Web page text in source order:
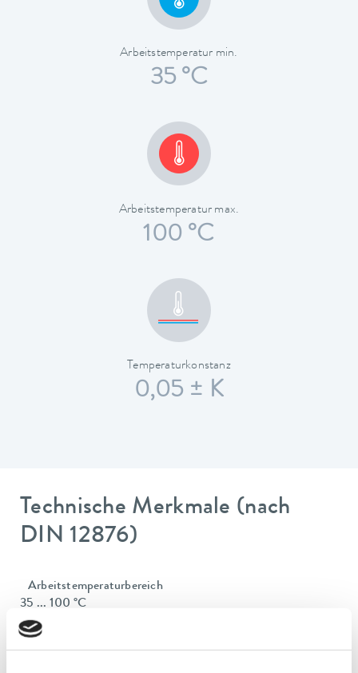
Arbeitstemperatur min.
35 °C
Arbeitstemperatur max.
100 °C
Temperaturkonstanz
0,05 ± K
Technische Merkmale (nach
DIN 12876)
Arbeitstemperaturbereich
35 ... 100 °C
Arbeitstemperaturbereich mit Wasserkühlung